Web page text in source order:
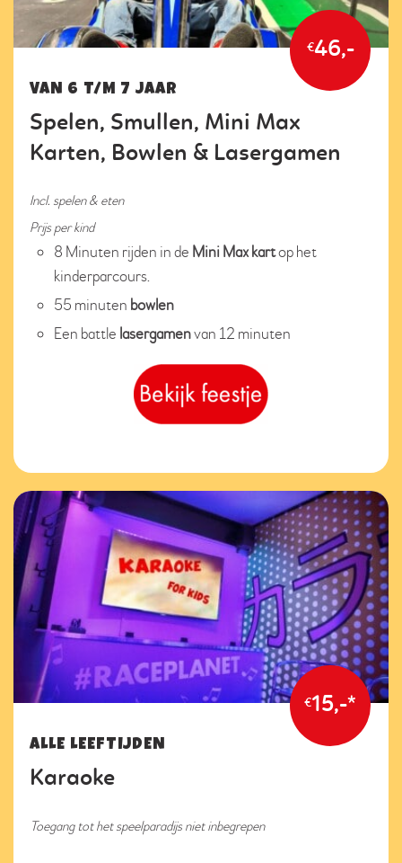
€46,-
VAN 6 T/M 7 JAAR
Spelen, Smullen, Mini Max
Karten, Bowlen & Lasergamen
Incl. spelen & eten
Prijs per kind
8 Minuten rijden in de Mini Max kartop het
kinderparcours.
55 minuten bowlen
Een battle lasergamenvan 12 minuten
€15,-*
ALLE LEEFTIJDEN
Karaoke
Toegang tot het speelparadijs niet inbegrepen